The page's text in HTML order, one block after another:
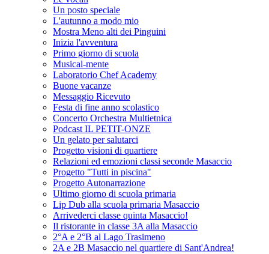
Un posto speciale
L'autunno a modo mio
Mostra Meno alti dei Pinguini
Inizia l'avventura
Primo giorno di scuola
Musical-mente
Laboratorio Chef Academy
Buone vacanze
Messaggio Ricevuto
Festa di fine anno scolastico
Concerto Orchestra Multietnica
Podcast IL PETIT-ONZE
Un gelato per salutarci
Progetto visioni di quartiere
Relazioni ed emozioni classi seconde Masaccio
Progetto "Tutti in piscina"
Progetto Autonarrazione
Ultimo giorno di scuola primaria
Lip Dub alla scuola primaria Masaccio
Arrivederci classe quinta Masaccio!
Il ristorante in classe 3A alla Masaccio
2°A e 2°B al Lago Trasimeno
2A e 2B Masaccio nel quartiere di Sant'Andrea!